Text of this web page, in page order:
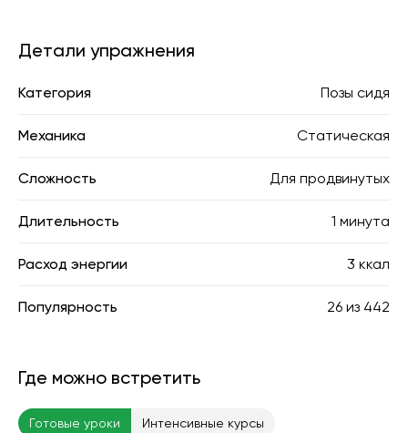
Детали упражнения
Категория Позы сидя
Механика Статическая
Сложность Для продвинутых
Длительность 1 минута
Расход энергии 3 ккал
Популярность 26 из 442
Где можно встретить
Готовые уроки Интенсивные курсы